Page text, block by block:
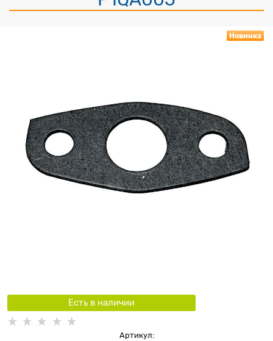
Новинка
Есть в наличии
Артикул: